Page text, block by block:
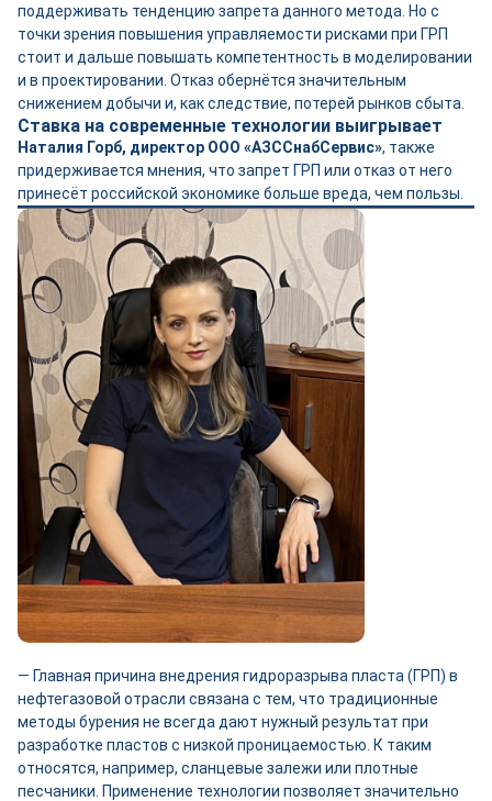
поддерживать тенденцию запрета данного метода. Но с
точки зрения повышения управляемости рисками при ГРП
стоит и дальше повышать компетентность в моделировании
и в проектировании. Отказ обернётся значительным
снижением добычи и, как следствие, потерей рынков сбыта.
Ставка на современные технологии выигрывает
Наталия Горб, директор ООО «АЗССнабСервис», также
придерживается мнения, что запрет ГРП или отказ от него
принесёт российской экономике больше вреда, чем пользы.
— Главная причина внедрения гидроразрыва пласта (ГРП) в
нефтегазовой отрасли связана с тем, что традиционные
методы бурения не всегда дают нужный результат при
разработке пластов с низкой проницаемостью. К таким
относятся, например, сланцевые залежи или плотные
песчаники. Применение технологии позволяет значительно